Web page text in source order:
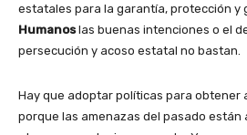
estatales para la garantía, protección y
Humanoslas buenas intenciones o el
persecución y acoso estatal no bastan.
Hay que adoptar políticas para obtener
porque las amenazas del pasado están